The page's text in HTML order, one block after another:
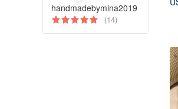
handmadebymina2019
(14)